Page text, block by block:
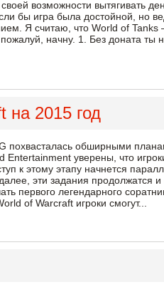
возможности вытягивать
бы игра была достойной, но
Я считаю, что World of
начну. 1. Без доната ты
на 2015 год
похвасталась обширными
Entertainment уверены, что
к этому этапу начнется
эти задания продолжатся
первого легендарного
of Warcraft игроки смогут...